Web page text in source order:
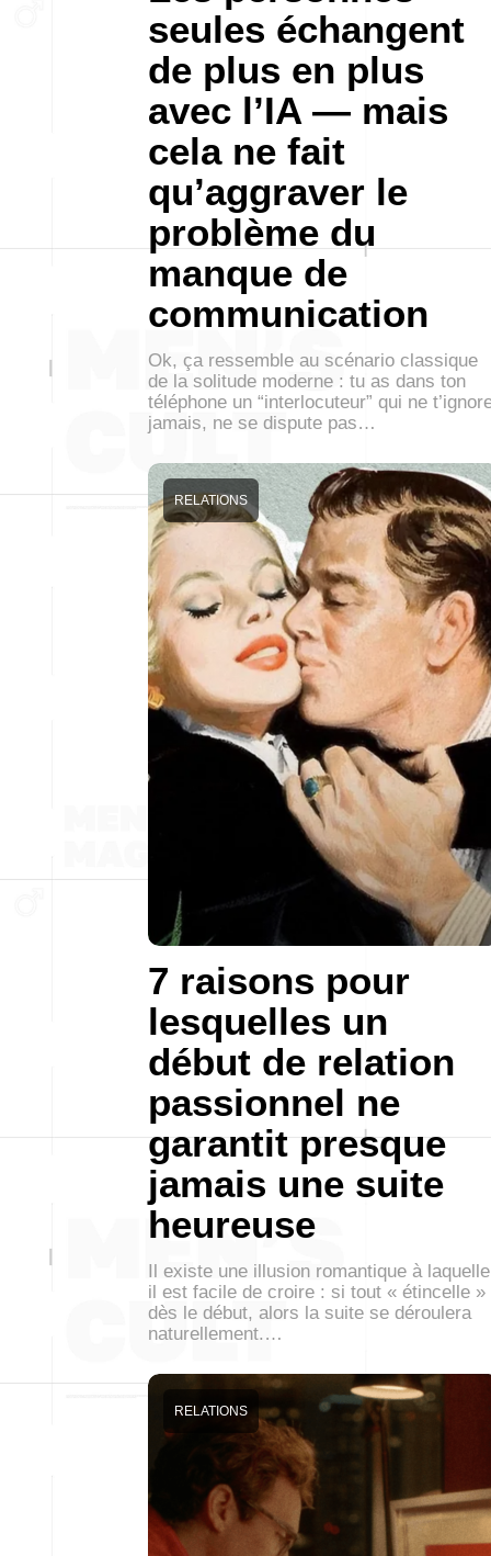
seules échangent
de plus en plus
avec l’IA — mais
cela ne fait
qu’aggraver le
problème du
manque de
communication
Ok, ça ressemble au scénario classique
de la solitude moderne : tu as dans ton
téléphone un “interlocuteur” qui ne
jamais, ne se dispute pas…
7 raisons pour
lesquelles un
début de relation
passionnel ne
garantit presque
jamais une suite
heureuse
RELATIONS
Il existe une illusion romantique à laquelle
il est facile de croire : si tout « étincelle »
dès le début, alors la suite se déroulera
naturellement.…
RELATIONS